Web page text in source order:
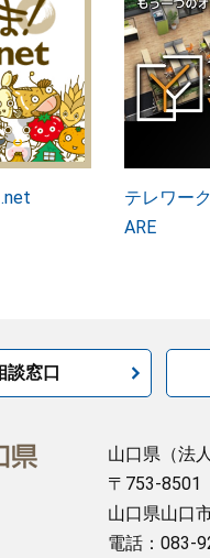
テレワー
ARE
談窓口
山口県 （法
〒753-8501
山口県山口
電話：083-